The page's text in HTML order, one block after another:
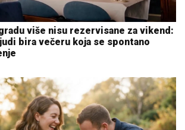
više nisu rezervisane za vikend:
bira večeru koja se spontano